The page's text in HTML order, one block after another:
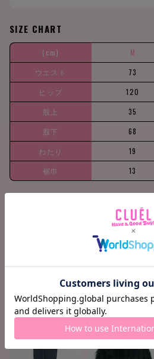
SIZE CHART
(cm) M
ウエスト
73
ヒップ
120
股上
35
股下
68
わたり
19
裾巾
13
158cm / 51kg M
COORDINATE ITEMS